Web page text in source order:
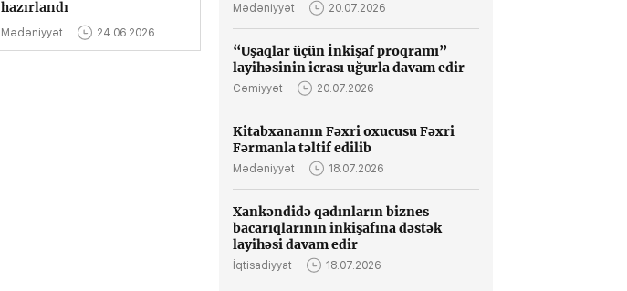
hazırlandı
Mədəniyyət 24.06.2026
Mədəniyyət 20.07.2026
“Uşaqlar üçün İnkişaf proqramı”
layihəsinin icrası uğurla davam edir
Cəmiyyət 20.07.2026
Kitabxananın Fəxri oxucusu Fəxri
Fərmanla təltif edilib
Mədəniyyət 18.07.2026
Xankəndidə qadınların biznes
bacarıqlarının inkişafına dəstək
layihəsi davam edir
İqtisadiyyat 18.07.2026